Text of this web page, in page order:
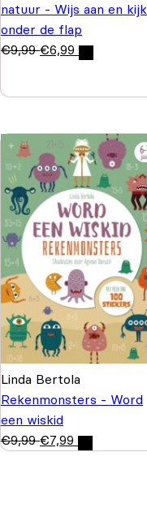
natuur - Wijs aan en kijk
onder de flap
€9,99 €6,99
Linda Bertola
Rekenmonsters - Word
een wiskid
€9,99 €7,99